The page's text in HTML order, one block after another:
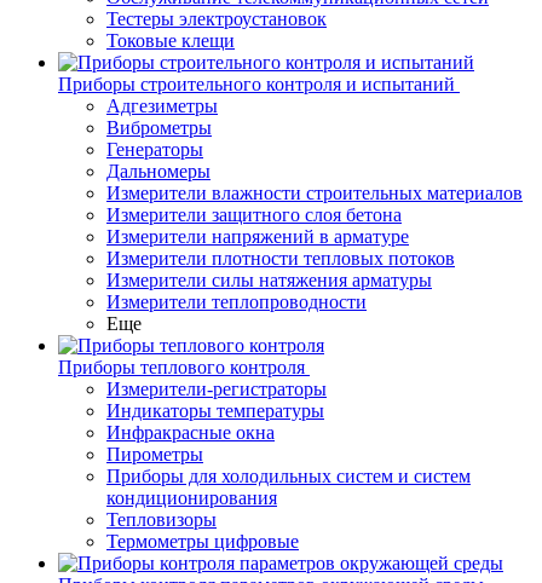
Тестеры электроустановок
Токовые клещи
Приборы строительного контроля и испытаний
Адгезиметры
Виброметры
Генераторы
Дальномеры
Измерители влажности строительных материалов
Измерители защитного слоя бетона
Измерители напряжений в арматуре
Измерители плотности тепловых потоков
Измерители силы натяжения арматуры
Измерители теплопроводности
Еще
Приборы теплового контроля
Измерители-регистраторы
Индикаторы температуры
Инфракрасные окна
Пирометры
Приборы для холодильных систем и систем
кондиционирования
Тепловизоры
Термометры цифровые